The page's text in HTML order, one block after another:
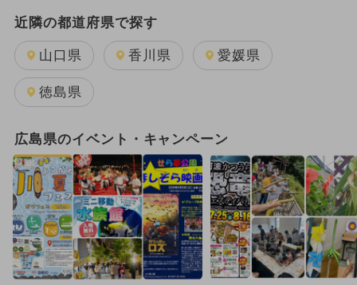
近隣の都道府県で探す
山口県 香川県 愛媛県
徳島県
広島県のイベント・キャンペーン